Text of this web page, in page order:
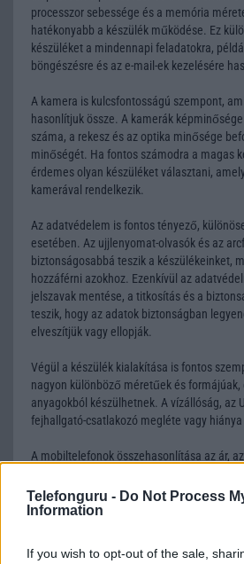
Telefonguru - Do Not Process
Information
If you wish to opt-out of the sale,
processzor sebessége és a memória
hatékonyabb a készülék működése. Ez
készüléket a mindennapi feladatokra,
böngészésre és az e-mail-ek kezelésére
A kamera is kulcsfontosságú szempont,
hasonlítjuk össze. A kamerák
száma, a rekesz és az optika minősége
minőségét. Ha fontos számodra a magas
érdemes olyan készüléket választani,
kamerával rendelkezik.
Az adatvédelem is fontos tényező,
esetében. Az ujjlenyomat-olvasók és az
biztonságosabbá teszik a készülékeinket,
hozzáférni azokhoz. Ezenkívül az
jelszavak mentése, a titkosítás és a
teszik, hogy az adatok biztonságban
elveszítjük vagy ellopják.
Végül a készülék kialakítása is fontos
nagyon különböző méretűek és formájúak,
anyagokból készülhetnek. A vízállóság, az
fejhallgató-csatlakozó megléte vagy
A mobiltelefonok összehasonlítása az ár,
kialakítás szempontjából döntő fontosságú
szempontok kritikusak ahhoz, hogy